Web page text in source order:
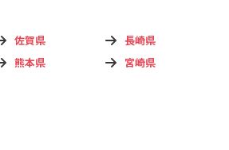
佐賀県
長崎県
熊本県
宮崎県